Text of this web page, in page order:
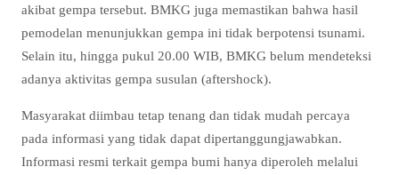
akibat gempa tersebut. BMKG juga memastikan bahwa hasil
pemodelan menunjukkan gempa ini tidak berpotensi tsunami.
Selain itu, hingga pukul 20.00 WIB, BMKG belum mendeteksi
adanya aktivitas gempa susulan (aftershock).
Masyarakat diimbau tetap tenang dan tidak mudah percaya
pada informasi yang tidak dapat dipertanggungjawabkan.
Informasi resmi terkait gempa bumi hanya diperoleh melalui